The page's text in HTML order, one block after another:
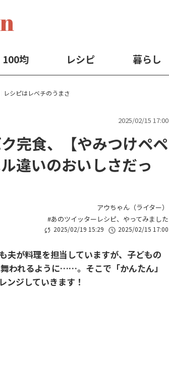
100均 レシピ 暮らし
レシピはレベチのうまさ
2025/02/15 17:00
完食、【やみつけペペ
違いのおいしさだっ
アウちゃん（ライター）
あのツイッターレシピ、やってみました
2025/02/19 15:29 2025/02/15 17:00
夫が料理を担当していますが、子どもの
われるように……。そこで「かんたん」
ンジしていきます！